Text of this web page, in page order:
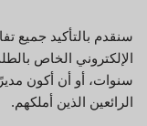
سنقدم بالتأكيد جميع
سنوات، أو أن أكون
الرائعين الذين أملكهم.